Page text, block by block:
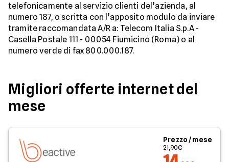
telefonicamente al servizio clienti del’azienda, al
numero 187, o scritta con l’apposito modulo da inviare
tramite raccomandata A/R a: Telecom Italia S.p.A -
Casella Postale 111 - 00054 Fiumicino (Roma) o al
numero verde di fax 800.000.187.
Migliori offerte internet del
mese
Prezzo / mese
21,90€